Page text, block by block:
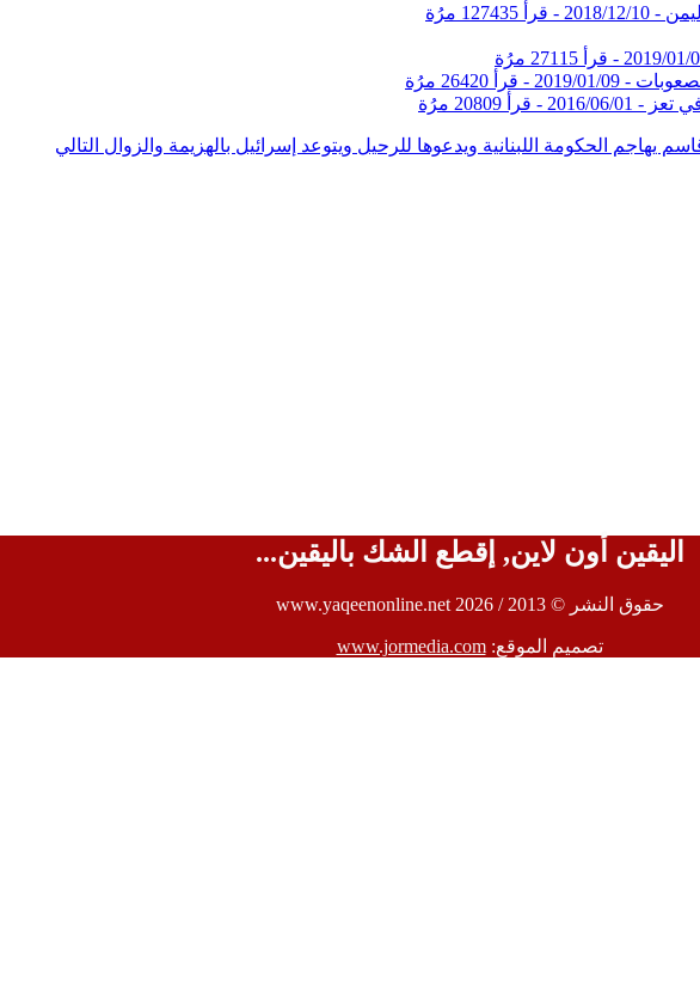
2018/12/10
- قرأ 127435 مرُة
2019/01/
- قرأ 27115 مرُة
-
2019/01/09
- قرأ 26420 مرُة
تعز - 2016/06/01
- قرأ 20809 مرُة
يهاجم الحكومة اللبنانية ويدعوها للرحيل ويتوعد إسرائيل بالهزيمة والزوال التالي
اليقين أون لاين, إقطع الشك باليقين...
حقوق النشر © 2013 / 2026 www.yaqeenonline.net
تصميم الموقع:www.jormedia.com